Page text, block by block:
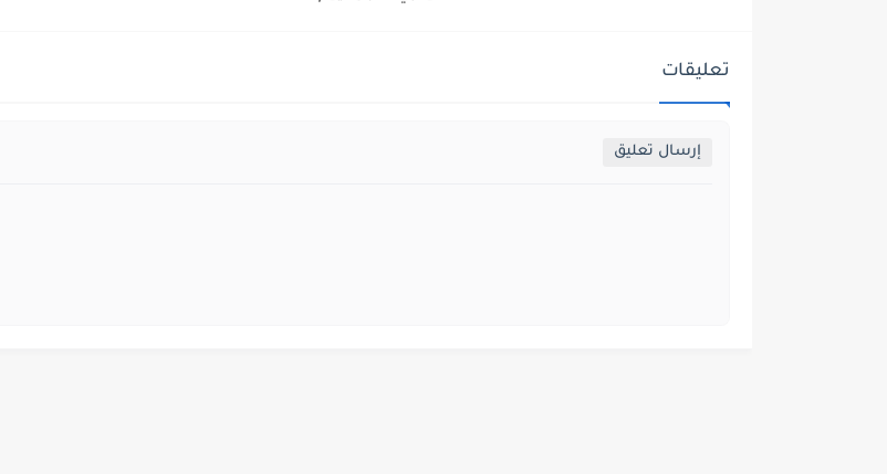
تعليقات
إرسال تعليق